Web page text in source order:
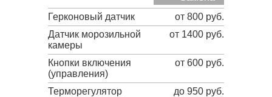
Герконовый датчик
от 800 руб.
Датчик морозильной
камеры
от 1400 руб.
Кнопки включения
(управления)
от 600 руб.
Терморегулятор
до 950 руб.